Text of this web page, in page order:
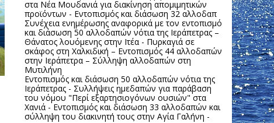
στα Νέα Μουδανιά για διακίνηση απομιμητικών
προϊόντων - Εντοπισμός και διάσωση 32 αλλοδαπ
Συνέχεια ενημέρωσης αναφορικά με τον εντοπισμό
και διάσωση 50 αλλοδαπών νότια της Ιεράπετρας –
Θάνατος λουόμενης στην Ιτέα - Πυρκαγιά σε
σκάφος στη Χαλκιδική – Εντοπισμός 44 αλλοδαπών
στην Ιεράπετρα – Σύλληψη αλλοδαπών στη
Μυτιλήνη
Εντοπισμός και διάσωση 50 αλλοδαπών νότια της
Ιεράπετρας - Συλλήψεις ημεδαπών για παράβαση
του νόμου "Περί εξαρτησιογόνων ουσιών" στα
Χανιά - Εντοπισμός και διάσωση 33 αλλοδαπών και
σύλληψη του διακινητή τους στην Αγία Γαλήνη -